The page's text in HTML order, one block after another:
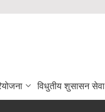
विधुतीय शुसासन सेवा